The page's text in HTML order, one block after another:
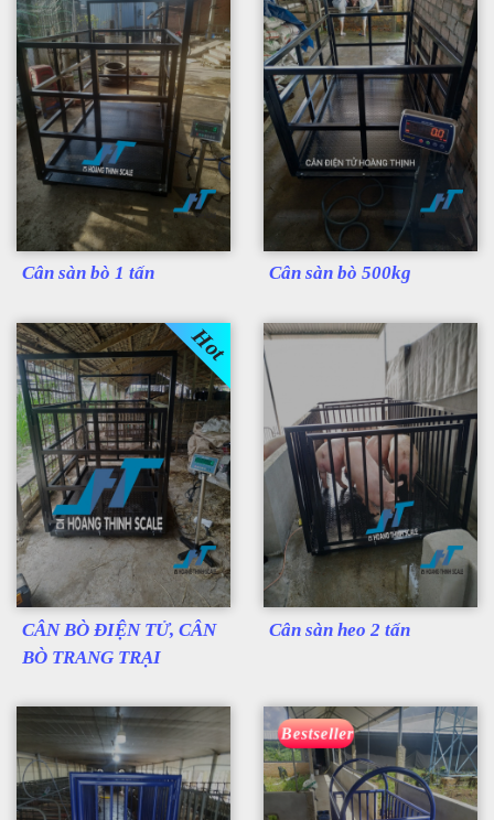
Cân sàn bò 1 tấn Cân sàn bò 500kg
Hot
CÂN BÒ ĐIỆN TỬ, CÂN
BÒ TRANG TRẠI
Cân sàn heo 2 tấn
Bestseller